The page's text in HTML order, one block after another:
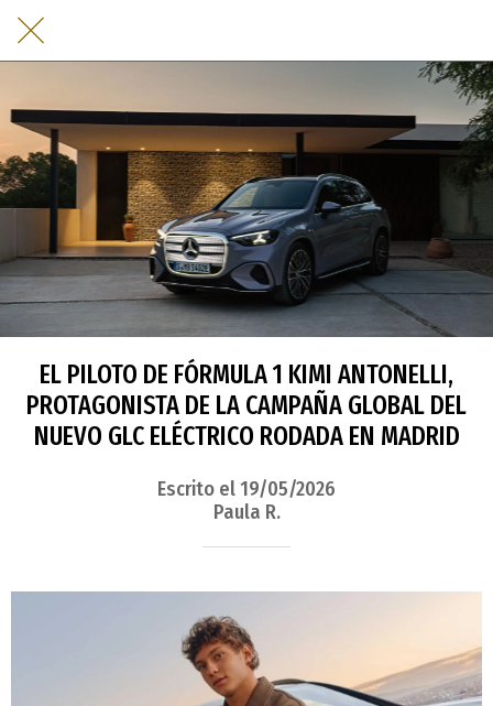
EL PILOTO DE FÓRMULA 1 KIMI ANTONELLI,
PROTAGONISTA DE LA CAMPAÑA GLOBAL DEL
NUEVO GLC ELÉCTRICO RODADA EN MADRID
Escrito el 19/05/2026
Paula R.